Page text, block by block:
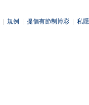
規例 提倡有節制博彩 私